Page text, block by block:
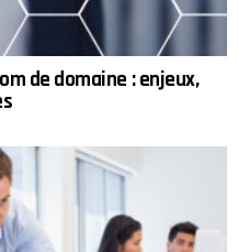
de domaine : enjeux,